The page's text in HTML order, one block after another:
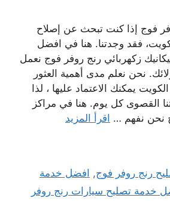
فوج إذا كنت تبحث عن إصلاح
فقد وجدتنا. هنا في افضل
زكهربائي رنج روفر فوج نعمل
نحن نعلم مدى أهمية العثور
يمكنك الاعتماد عليها ، لذا
القصوى كل يوم. هنا في مراكز
نحن نفهم … اقرأ المزيد
رنج روفر فوج, افضل خدمة
خدمة تصليح سيارات رنج روفر